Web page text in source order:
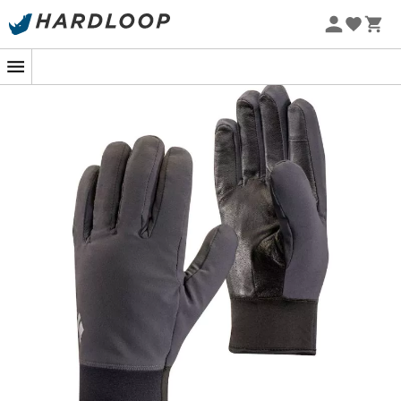
Letnie promocje 🔥 -5% DODATKOWO przy zakupie 2